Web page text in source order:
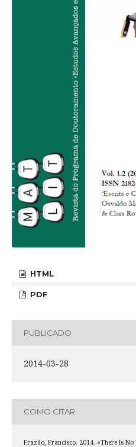
HTML
PDF
PUBLICADO
2014-03-28
COMO CITAR
Frazão, Francisco. 2014. «There Is